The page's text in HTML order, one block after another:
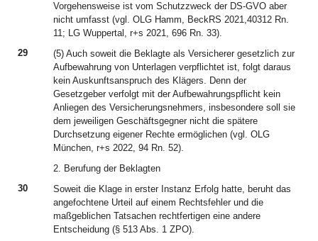
Vorgehensweise ist vom Schutzzweck der DS-GVO aber
nicht umfasst (vgl. OLG Hamm, BeckRS 2021,40312 Rn.
11; LG Wuppertal, r+s 2021, 696 Rn. 33).
29
(5) Auch soweit die Beklagte als Versicherer gesetzlich zur
Aufbewahrung von Unterlagen verpflichtet ist, folgt daraus
kein Auskunftsanspruch des Klägers. Denn der
Gesetzgeber verfolgt mit der Aufbewahrungspflicht kein
Anliegen des Versicherungsnehmers, insbesondere soll sie
dem jeweiligen Geschäftsgegner nicht die spätere
Durchsetzung eigener Rechte ermöglichen (vgl. OLG
München, r+s 2022, 94 Rn. 52).
2. Berufung der Beklagten
30
Soweit die Klage in erster Instanz Erfolg hatte, beruht das
angefochtene Urteil auf einem Rechtsfehler und die
maßgeblichen Tatsachen rechtfertigen eine andere
Entscheidung (§ 513 Abs. 1 ZPO).